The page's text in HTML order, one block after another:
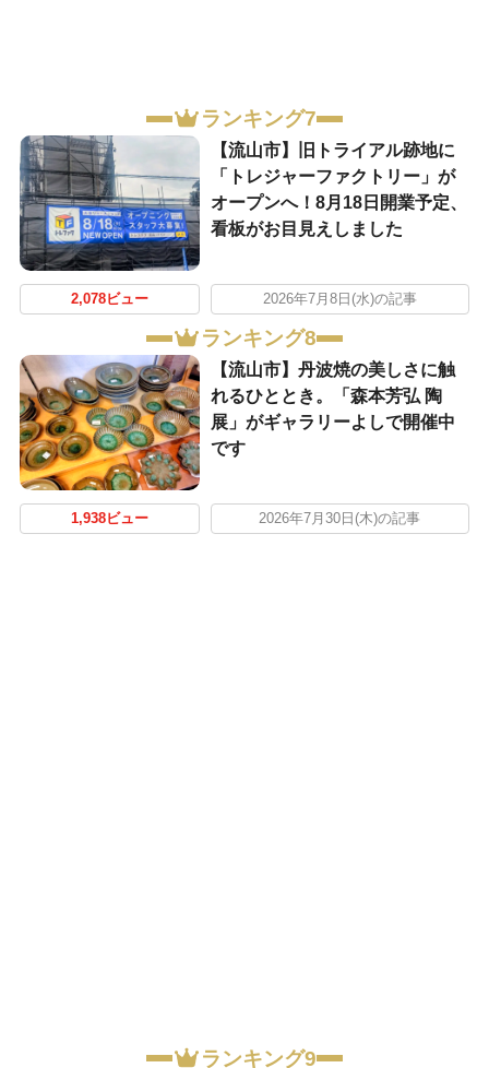
ランキング7
【流山市】旧トライアル跡地に
「トレジャーファクトリー」が
オープンへ！8月18日開業予定、
看板がお目見えしました
2,078ビュー 2026年7月8日(水)の記事
ランキング8
【流山市】丹波焼の美しさに触
れるひととき。「森本芳弘 陶
展」がギャラリーよしで開催中
です
1,938ビュー 2026年7月30日(木)の記事
ランキング9